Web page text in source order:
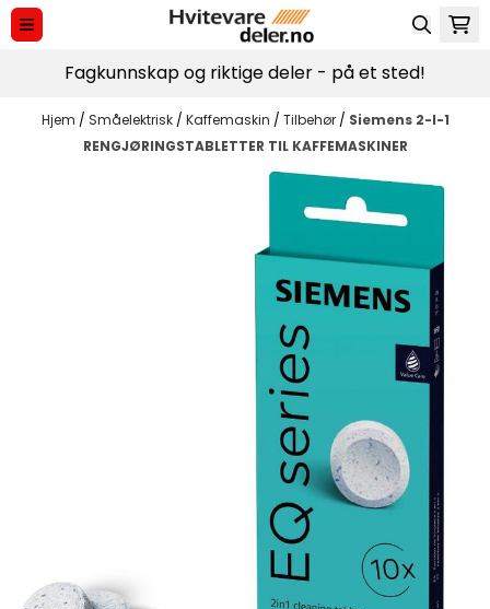
Hopp til innhold
Fagkunnskap og riktige deler - på et sted!
Hjem / Småelektrisk / Kaffemaskin / Tilbehør / Siemens 2-I-1
RENGJØRINGSTABLETTER TIL KAFFEMASKINER